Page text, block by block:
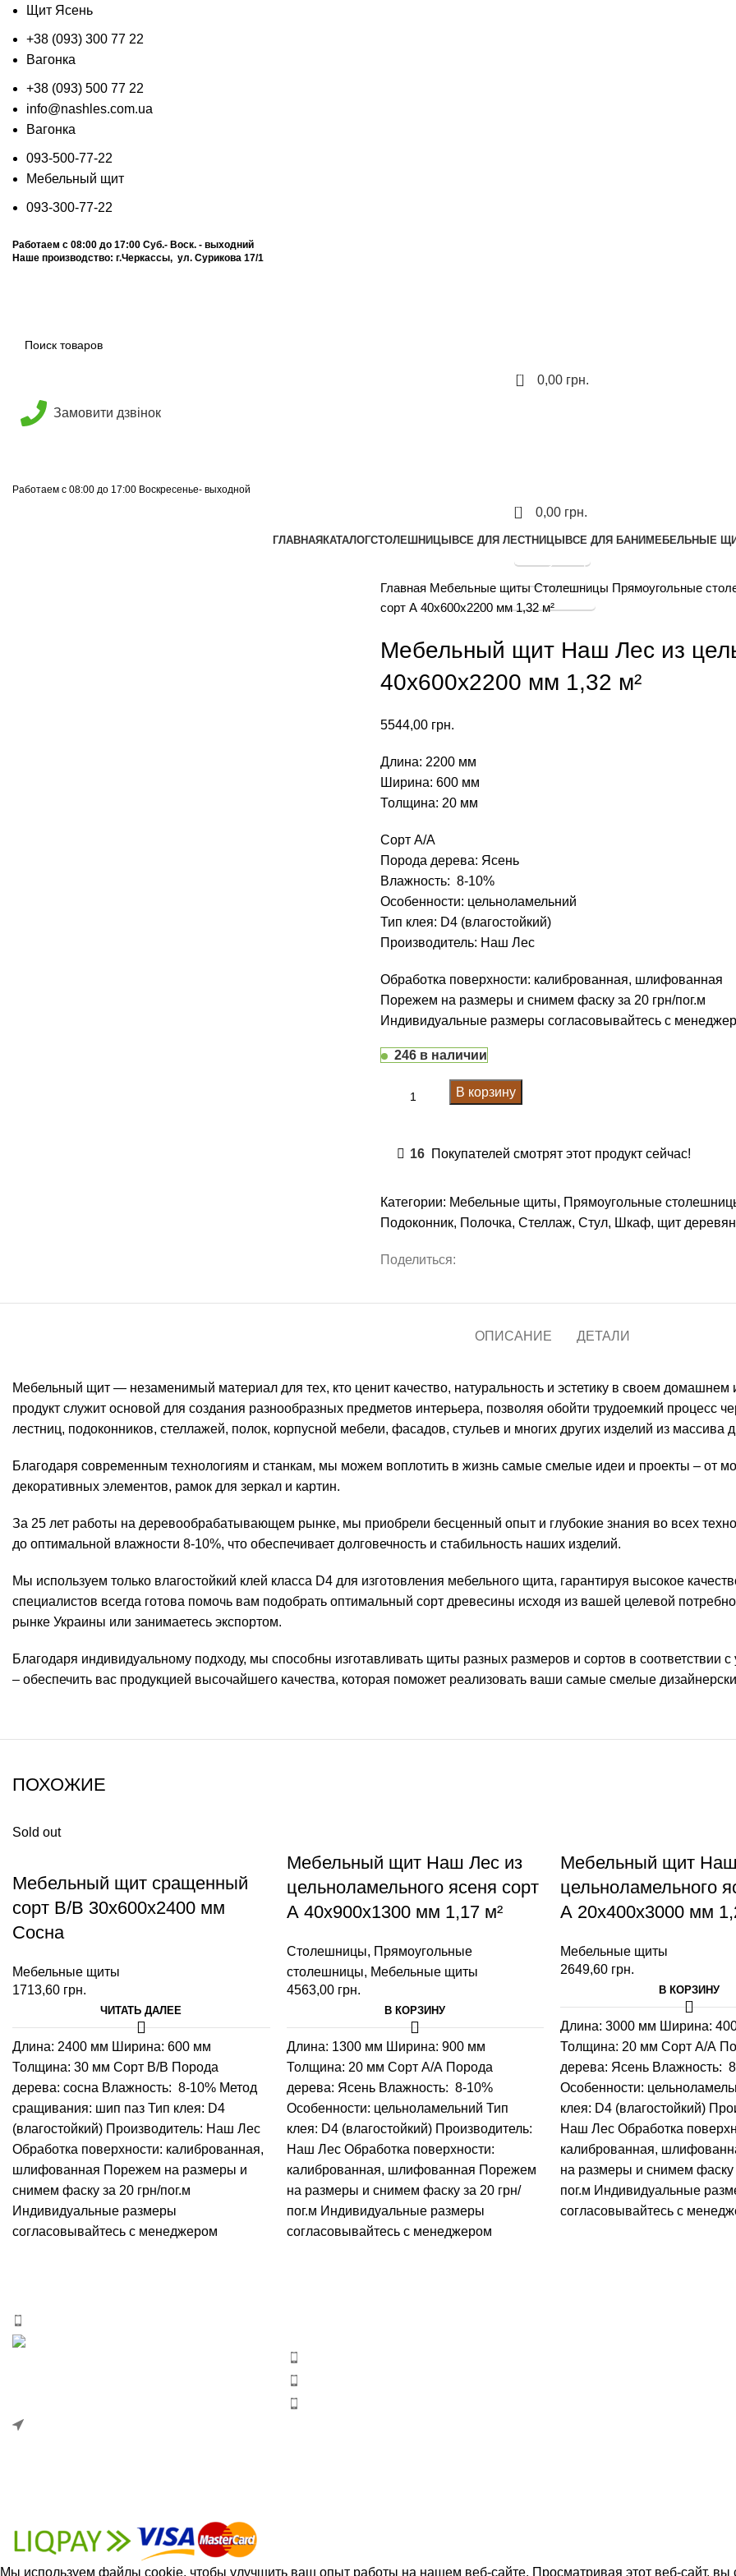
Щит Ясень
+38 (093) 300 77 22
Вагонка
+38 (093) 500 77 22
info@nashles.com.ua
Вагонка
093-500-77-22
Мебельный щит
093-300-77-22
Работаем с 08:00 до 17:00 Суб.- Воск. - выходний
Наше производство: г.Черкассы, ул. Сурикова 17/1
0 0,00 грн.
Замовити дзвінок
Работаем с 08:00 до 17:00 Воскресенье- выходной
0 0,00 грн.
ГЛАВНАЯ КАТАЛОГСТОЛЕШНИЦЫ ВСЕ ДЛЯ ЛЕСТНИЦЫ ВСЕ ДЛЯ БАНИ МЕБЕЛЬНЫЕ
Калькулятор
Прайс лист
График отправок
Главная Мебельные щитыСтолешницы Прямоугольные
сорт А 40х600х2200 мм 1,32 м²
Мебельный щит Наш Лес из
40х600х2200 мм 1,32 м²
5544,00 грн.
Длина: 2200 мм
Ширина: 600 мм
Толщина: 20 мм
Сорт А/А
Порода дерева: Ясень
Влажность: 8-10%
Особенности: цельноламельний
Тип клея: D4 (влагостойкий)
Производитель: Наш Лес
Обработка поверхности: калиброванная, шлифованная
Порежем на размеры и снимем фаску за 20 грн/пог.м
Индивидуальные размеры согласовывайтесь с
246 в наличии
В корзину
16 Покупателей смотрят этот продукт сейчас!
Категории: Мебельные щиты, Прямоугольные
Подоконник, Полочка, Стеллаж, Стул, Шкаф, щит
Поделиться:
ОПИСАНИЕ ДЕТАЛИ
Мебельный щит — незаменимый материал для тех, кто ценит качество, натуральность и эстетику в своем
продукт служит основой для создания разнообразных предметов интерьера, позволяя обойти трудоемкий процесс
лестниц, подоконников, стеллажей, полок, корпусной мебели, фасадов, стульев и многих других изделий из массива
Благодаря современным технологиям и станкам, мы можем воплотить в жизнь самые смелые идеи и проекты – от
декоративных элементов, рамок для зеркал и картин.
За 25 лет работы на деревообрабатывающем рынке, мы приобрели бесценный опыт и глубокие знания во всех
до оптимальной влажности 8-10%, что обеспечивает долговечность и стабильность наших изделий.
Мы используем только влагостойкий клей класса D4 для изготовления мебельного щита, гарантируя высокое
специалистов всегда готова помочь вам подобрать оптимальный сорт древесины исходя из вашей целевой
рынке Украины или занимаетесь экспортом.
Благодаря индивидуальному подходу, мы способны изготавливать щиты разных размеров и сортов в соответствии
– обеспечить вас продукцией высочайшего качества, которая поможет реализовать ваши самые смелые
ПОХОЖИЕ
Sold out
Мебельный щит сращенный
сорт В/В 30х600х2400 мм
Сосна
Мебельные щиты
1713,60 грн.
ЧИТАТЬ ДАЛЕЕ
Длина: 2400 мм Ширина: 600 мм
Толщина: 30 мм Сорт В/В Порода
дерева: сосна Влажность: 8-10% Метод
сращивания: шип паз Тип клея: D4
(влагостойкий) Производитель: Наш Лес
Обработка поверхности: калиброванная,
шлифованная Порежем на размеры и
снимем фаску за 20 грн/пог.м
Индивидуальные размеры
согласовывайтесь с менеджером
Мебельный щит Наш Лес из
цельноламельного ясеня сорт
А 40х900х1300 мм 1,17 м²
Столешницы, Прямоугольные
столешницы, Мебельные щиты
4563,00 грн.
В КОРЗИНУ
Длина: 1300 мм Ширина: 900 мм
Толщина: 20 мм Сорт А/А Порода
дерева: Ясень Влажность: 8-10%
Особенности: цельноламельний Тип
клея: D4 (влагостойкий) Производитель:
Наш Лес Обработка поверхности:
калиброванная, шлифованная Порежем
на размеры и снимем фаску за 20 грн/
пог.м Индивидуальные размеры
согласовывайтесь с менеджером
Мебельный щит
цельноламельного
А 20х400х3000 мм
Мебельные щиты
2649,60 грн.
В КОРЗИНУ
Длина: 3000 мм Ширина:
Толщина: 20 мм Сорт А/А
дерева: Ясень Влажность:
Особенности:
клея: D4 (влагостойкий)
Наш Лес Обработка
калиброванная,
на размеры и снимем фаску
пог.м Индивидуальные
согласовывайтесь с
Мы используем файлы cookie, чтобы улучшить ваш опыт работы на нашем веб-сайте. Просматривая этот веб-сайт, вы